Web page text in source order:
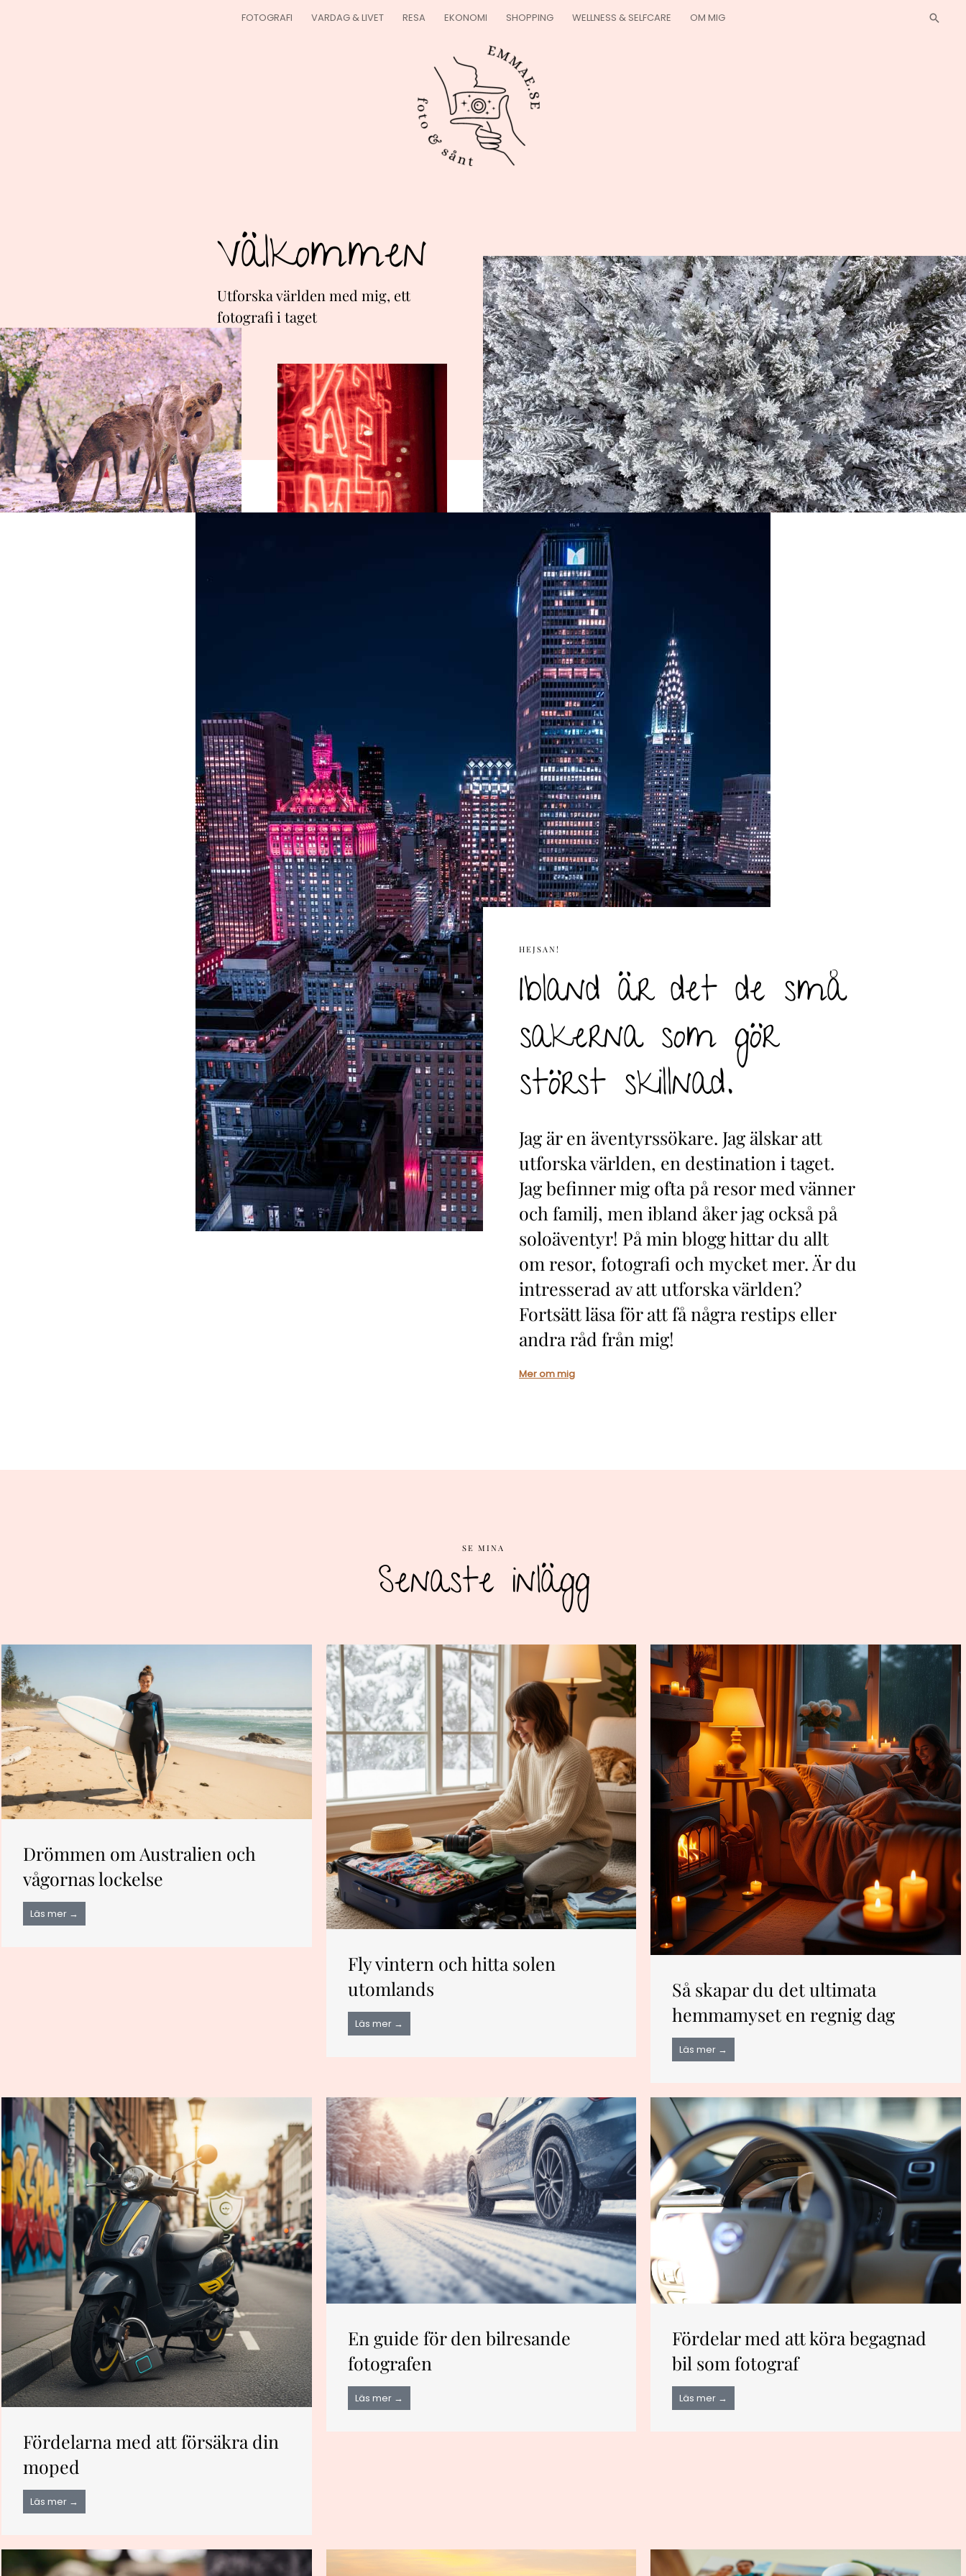
FOTOGRAFI VARDAG & LIVET RESA EKONOMI SHOPPING WELLNESS & SELFCARE OM MIG
Välkommen
Utforska världen med mig, ett
fotografi i taget
HEJSAN!
Ibland är det de små
sakerna som gör
störst skillnad.
Jag är en äventyrssökare. Jag älskar att
utforska världen, en destination i taget.
Jag befinner mig ofta på resor med vänner
och familj, men ibland åker jag också på
soloäventyr! På min blogg hittar du allt
om resor, fotografi och mycket mer. Är du
intresserad av att utforska världen?
Fortsätt läsa för att få några restips eller
andra råd från mig!
Mer om mig
SE MINA
Senaste inlägg
Drömmen om Australien och
vågornas lockelse
Läs mer →
Fly vintern och hitta solen
utomlands
Läs mer →
Så skapar du det ultimata
hemmamyset en regnig dag
Läs mer →
Fördelarna med att försäkra din
moped
Läs mer →
En guide för den bilresande
fotografen
Läs mer →
Fördelar med att köra begagnad
bil som fotograf
Läs mer →